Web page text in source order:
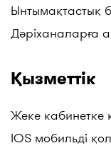
Ынтымақтастық
Дәріханаларға
Қызметтік
Жеке кабинетке
IOS мобильді